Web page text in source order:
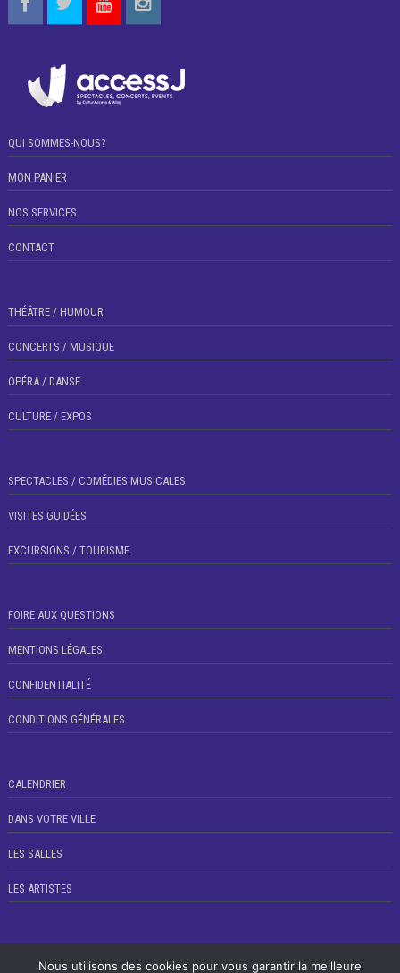
QUI SOMMES-NOUS?
MON PANIER
NOS SERVICES
CONTACT
THÉÂTRE / HUMOUR
CONCERTS / MUSIQUE
OPÉRA / DANSE
CULTURE / EXPOS
SPECTACLES / COMÉDIES MUSICALES
VISITES GUIDÉES
EXCURSIONS / TOURISME
FOIRE AUX QUESTIONS
MENTIONS LÉGALES
CONFIDENTIALITÉ
CONDITIONS GÉNÉRALES
CALENDRIER
DANS VOTRE VILLE
LES SALLES
LES ARTISTES
Nous utilisons des cookies pour vous garantir la meilleure